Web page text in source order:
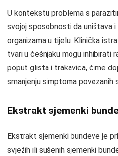
U kontekstu problema s
svojoj sposobnosti da uništava
organizama u tijelu. Klinička
tvari u češnjaku mogu inhibirati
poput glista i trakavica, čime
smanjenju simptoma povezanih
Ekstrakt sjemenki
Ekstrakt sjemenki bundeve je
svježih ili sušenih sjemenki